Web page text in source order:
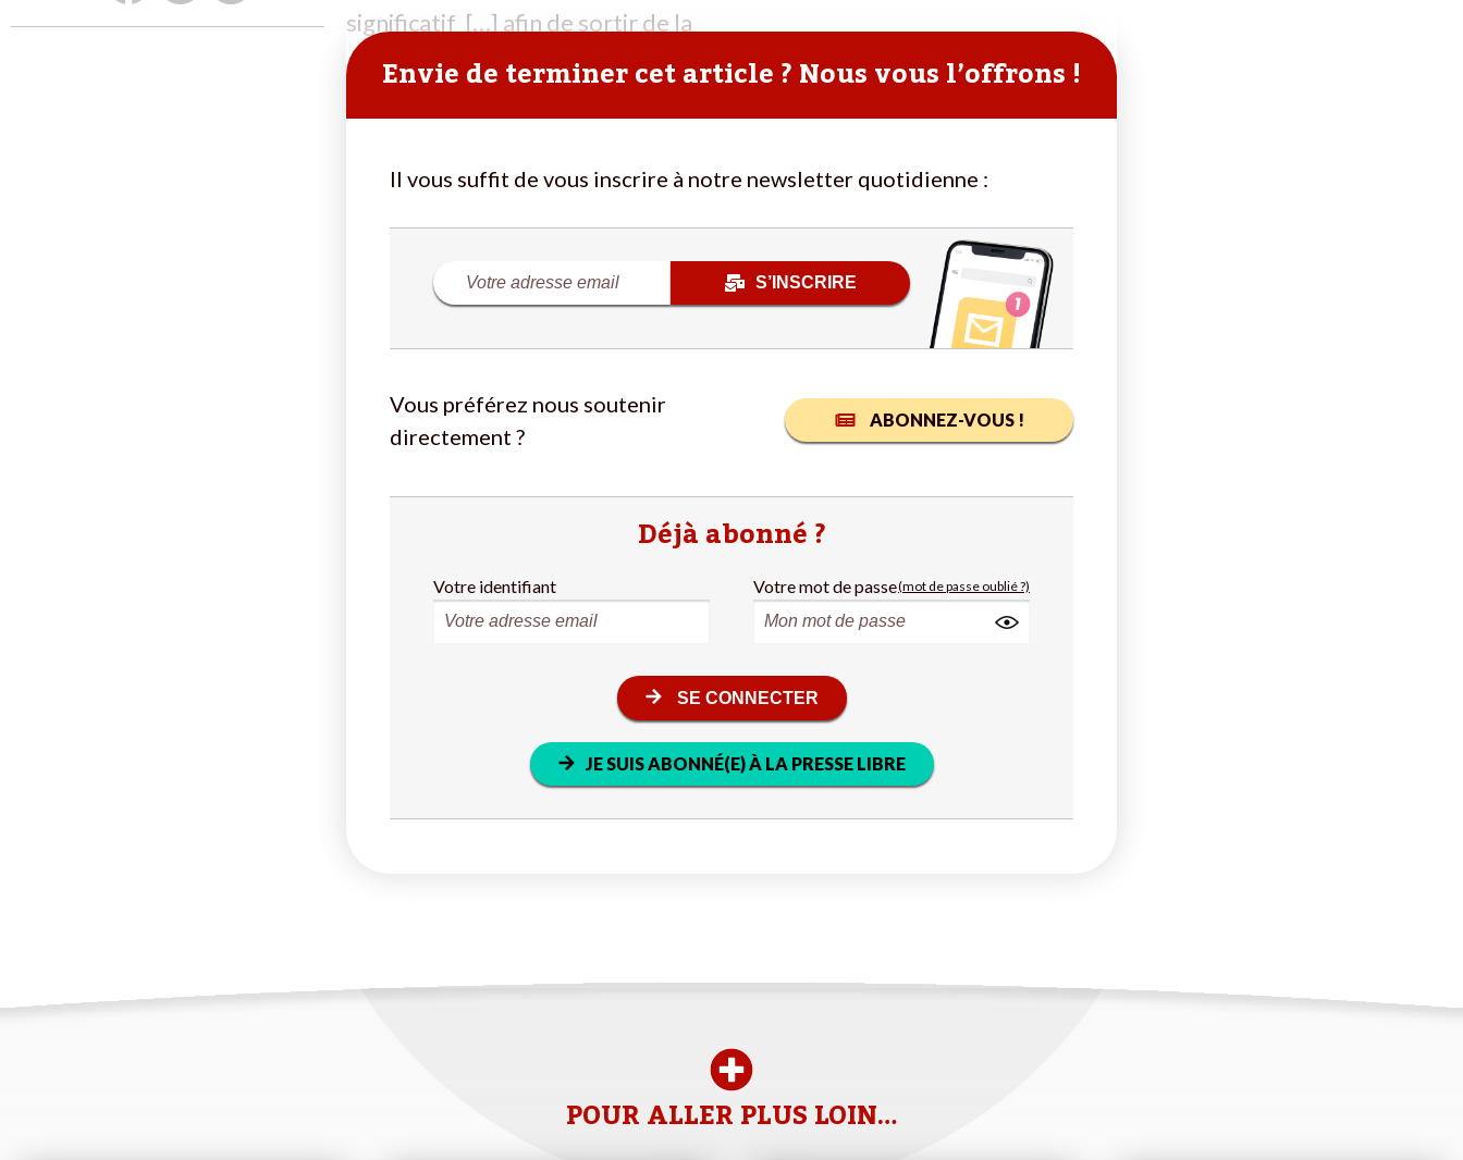
significatif […] afin de sortir de la
Envie de terminer cet article ? Nous vous l’offrons !
Il vous suffit de vous inscrire à notre newsletter quotidienne :
S’INSCRIRE
Vous préférez nous soutenir
directement ?
ABONNEZ-VOUS !
Déjà abonné ?
Votre identifiant Votre mot de passe(mot de passe oublié ?)
SE CONNECTER
JE SUIS ABONNÉ(E) À LA PRESSE LIBRE
POUR ALLER PLUS LOIN…